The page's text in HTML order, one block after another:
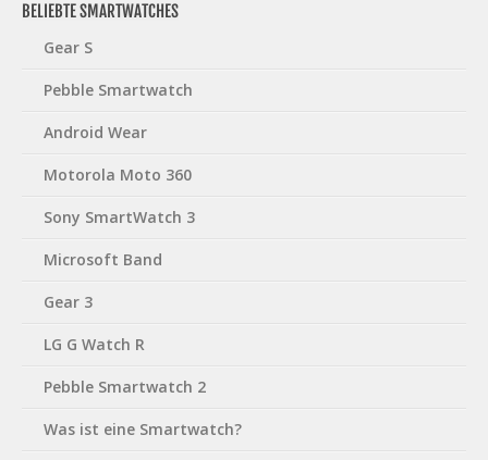
BELIEBTE SMARTWATCHES
Gear S
Pebble Smartwatch
Android Wear
Motorola Moto 360
Sony SmartWatch 3
Microsoft Band
Gear 3
LG G Watch R
Pebble Smartwatch 2
Was ist eine Smartwatch?